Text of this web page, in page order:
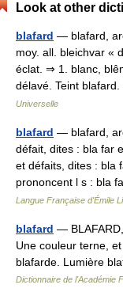
Look at other
blafard — blafard,
moy. all. bleichvar «
éclat. ⇒ 1. blanc,
délavé. Teint
Universelle
blafard — blafard,
défait, dites : bla far
et défaits, dites : bla
prononcent l s : bla
Langue Française d'Émile
blafard —
Une couleur terne,
blafarde. Lumière
Dictionnaire de l'Académie